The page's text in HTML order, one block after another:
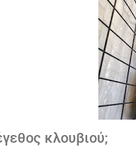
κλουβιού;